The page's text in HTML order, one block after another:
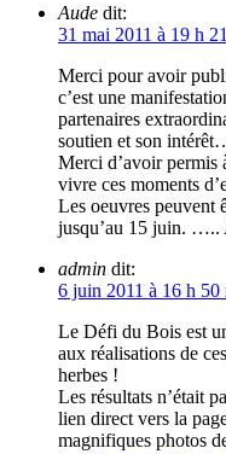
Aude dit:
31 mai 2011 à 19 h
Merci pour avoir
c’est une
partenaires
soutien et son
Merci d’avoir permis
vivre ces moments
Les oeuvres peuvent
jusqu’au 15 juin. …..
admin dit:
6 juin 2011 à 16 h 50
Le Défi du Bois est
aux réalisations de
herbes !
Les résultats n’était
lien direct vers la
magnifiques photos